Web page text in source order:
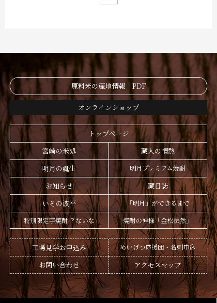
原料米の産地情報 PDF
オンラインショップ
トップページ
宮崎の米処
蔵人の情熱
明月の誕生
明月プレミアム焼酎
お知らせ
蔵日誌
いその波平
「明月」ができるまで
特別限定芋焼酎 ？ないな
焼酎の神様「金松法然」
工場見学お申込み めいげつ応援団・名刺申込
お問い合わせ アクセスマップ